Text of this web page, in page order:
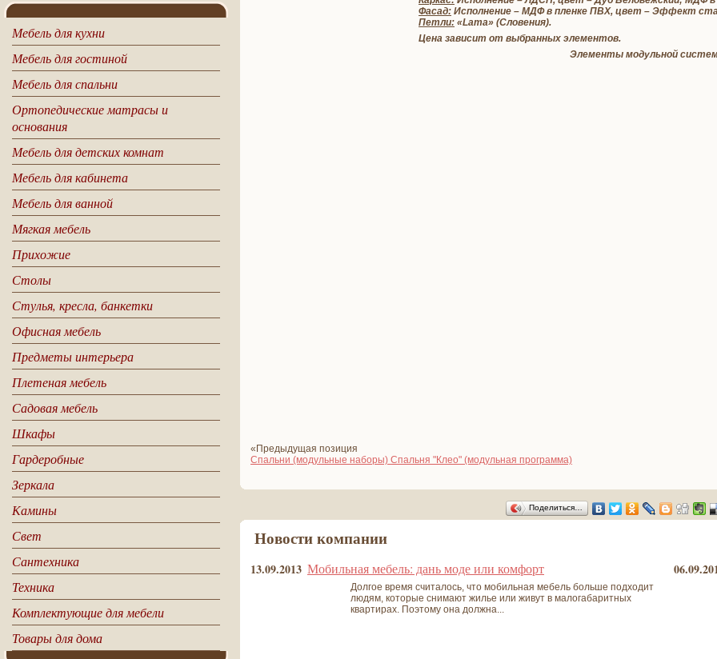
Мебель для кухни
Мебель для гостиной
Мебель для спальни
Ортопедические матрасы и
основания
Мебель для детских комнат
Мебель для кабинета
Мебель для ванной
Мягкая мебель
Прихожие
Столы
Стулья, кресла, банкетки
Офисная мебель
Предметы интерьера
Плетеная мебель
Садовая мебель
Шкафы
Гардеробные
Зеркала
Камины
Свет
Сантехника
Техника
Комплектующие для мебели
Товары для дома
Фасад: Исполнение – МДФ в пленке ПВХ, цвет – Эффект
Петли: «Lama» (Словения).
Цена зависит от выбранных элементов.
Элементы модульной
«Предыдущая позиция
Спальни (модульные наборы) Спальня "Клео" (модульная программа)
Поделиться…
Новости компании
13.09.2013 Мобильная мебель: дань моде или комфорт
Долгое время считалось, что мобильная мебель больше подходит
людям, которые снимают жилье или живут в малогабаритных
квартирах. Поэтому она должна...